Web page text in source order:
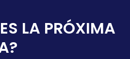
LA PRÓXIMA